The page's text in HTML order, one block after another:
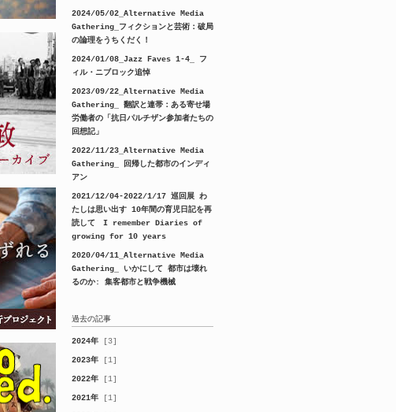
2024/05/02_Alternative Media
Gathering_フィクションと芸術：破局
の論理をうちくだく！
2024/01/08_Jazz Faves 1-4_ フ
ィル・ニブロック追悼
2023/09/22_Alternative Media
Gathering_ 翻訳と連帯：ある寄せ場
労働者の「抗日パルチザン参加者たちの
回想記」
2022/11/23_Alternative Media
Gathering_ 回帰した都市のインディ
アン
2021/12/04-2022/1/17 巡回展 わ
たしは思い出す 10年間の育児日記を再
読して I remember Diaries of
growing for 10 years
2020/04/11_Alternative Media
Gathering_ いかにして 都市は壊れ
るのか: 集客都市と戦争機械
過去の記事
2024年 [3]
2023年 [1]
2022年 [1]
2021年 [1]